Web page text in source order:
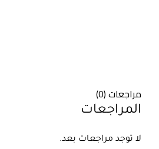
مراجعات (0)
المراجعات
لا توجد مراجعات بعد.